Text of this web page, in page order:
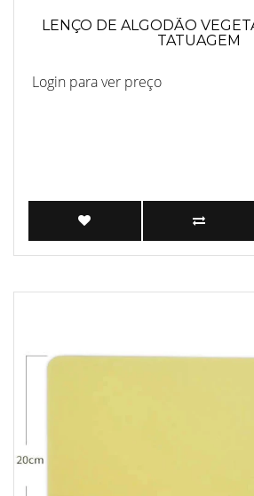
LENÇO DE ALGODÃO
TATUAGEM
Login para ver preço